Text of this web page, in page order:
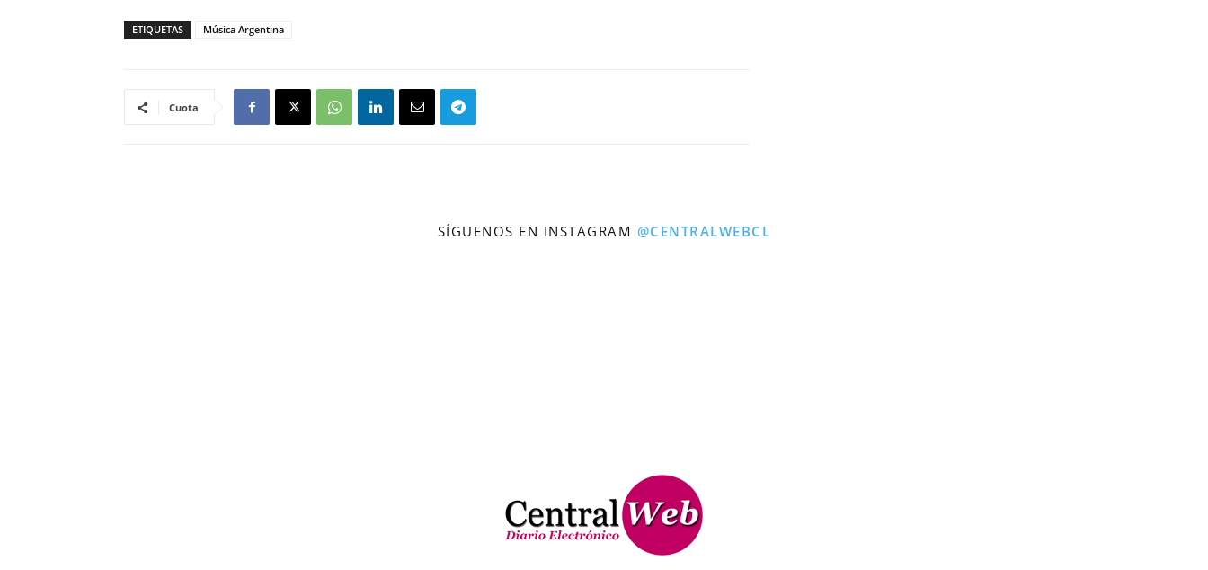
ETIQUETAS Música Argentina
Cuota
SÍGUENOS EN INSTAGRAM @CENTRALWEBCL